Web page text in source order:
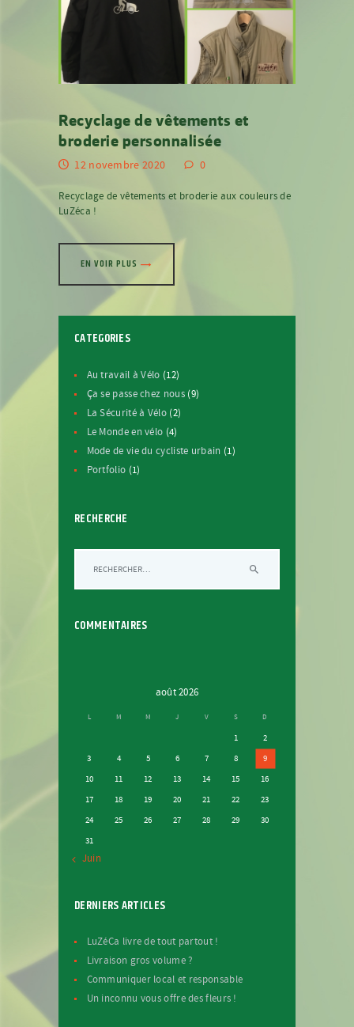
Recyclage de vêtements et
broderie personnalisée
12 novembre 2020 0
Recyclage de vêtements et broderie aux couleurs de
LuZéca !
EN VOIR PLUS
CATEGORIES
Au travail à Vélo (12)
Ça se passe chez nous(9)
La Sécurité à Vélo (2)
Le Monde en vélo (4)
Mode de vie du cycliste urbain (1)
Portfolio (1)
RECHERCHE
COMMENTAIRES
août 2026
L M M J V S D
1
2
3
4 5 6 7 8
9
10
11 12 13 14 15
16
17
18 19 20 21 22
23
24
25 26 27 28 29
30
31
« Juin
DERNIERS ARTICLES
LuZéCa livre de tout partout !
Livraison gros volume ?
Communiquer local et responsable
Un inconnu vous offre des fleurs !